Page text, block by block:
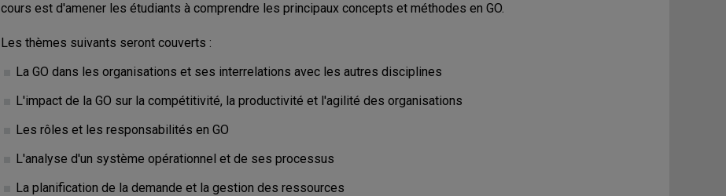
cours est d'amener les étudiants à comprendre les principaux concepts et méthodes en GO.
Les thèmes suivants seront couverts :
La GO dans les organisations et ses interrelations avec les autres disciplines
L'impact de la GO sur la compétitivité, la productivité et l'agilité des organisations
Les rôles et les responsabilités en GO
L'analyse d'un système opérationnel et de ses processus
La planification de la demande et la gestion des ressources